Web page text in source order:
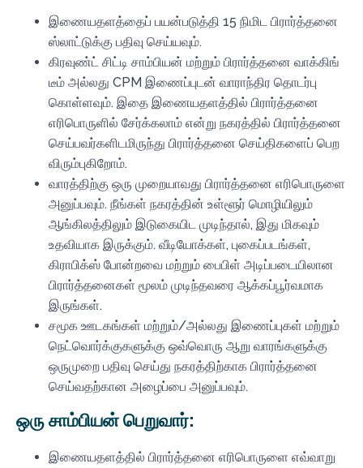
இணையதளத்தைப் பயன்படுத்தி 15 நிமிட பிரார்த்தனை
ஸ்லாட்டுக்கு பதிவு செய்யவும்.
கிரவுண்ட் சிட்டி சாம்பியன் மற்றும் பிரார்த்தனை வாக்கிங்
டீம் அல்லது CPM இணைப்புடன் வாராந்திர தொடர்பு
கொள்ளவும். இதை இணையதளத்தில் பிரார்த்தனை
எரிபொருளில் சேர்க்கலாம் என்று நகரத்தில் பிரார்த்தனை
செய்பவர்களிடமிருந்து பிரார்த்தனை செய்திகளைப் பெற
விரும்புகிறோம்.
வாரத்திற்கு ஒரு முறையாவது பிரார்த்தனை எரிபொருளை
அனுப்பவும். நீங்கள் நகரத்தின் உள்ளூர் மொழியிலும்
ஆங்கிலத்திலும் இடுகையிட முடிந்தால், இது மிகவும்
உதவியாக இருக்கும். வீடியோக்கள், புகைப்படங்கள்,
கிராபிக்ஸ் போன்றவை மற்றும் பைபிள் அடிப்படையிலான
பிரார்த்தனைகள் மூலம் முடிந்தவரை ஆக்கப்பூர்வமாக
இருங்கள்.
சமூக ஊடகங்கள் மற்றும்/அல்லது இணைப்புகள் மற்றும்
நெட்வொர்க்குகளுக்கு ஒவ்வொரு ஆறு வாரங்களுக்கு
ஒருமுறை பதிவு செய்து நகரத்திற்காக பிரார்த்தனை
செய்வதற்கான அழைப்பை அனுப்பவும்.
ஒரு சாம்பியன் பெறுவார்:
இணையதளத்தில் பிரார்த்தனை எரிபொருளை எவ்வாறு